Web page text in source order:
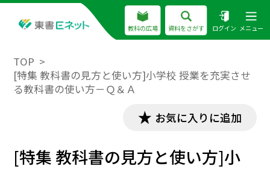
教科の広場 資料をさがす ログイン メニュー
TOP
[特集 教科書の見方と使い方]小学校 授業を充実させ
る教科書の使い方－Ｑ＆Ａ
お気に入りに追加
[特集 教科書の見方と使い方]小